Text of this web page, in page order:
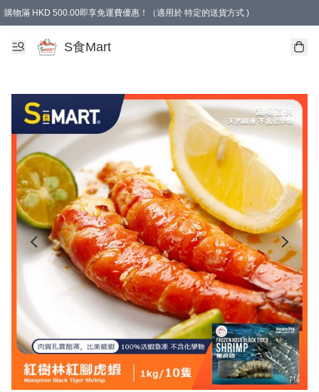
購物滿 HKD 500.00即享免運費優惠！（適用於 特定的送貨方式 )
S食Mart